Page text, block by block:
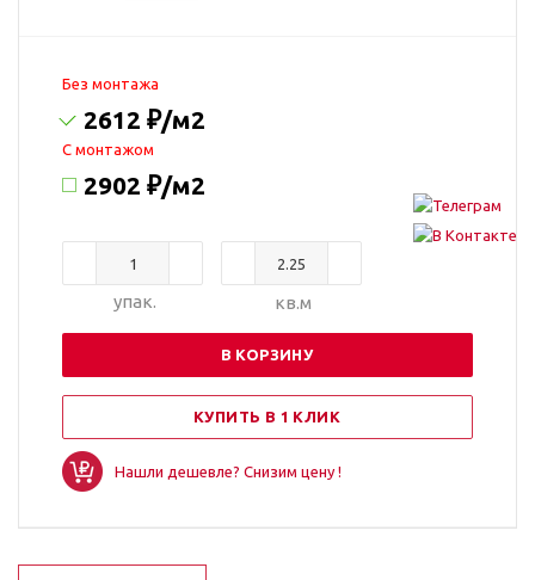
Без монтажа
2612 ₽/м2
C монтажом
2902 ₽/м2
упак. кв.м
В КОРЗИНУ
КУПИТЬ В 1 КЛИК
Нашли дешевле? Снизим цену !